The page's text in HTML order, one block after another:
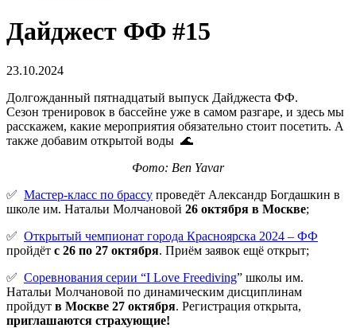
Дайджест ФФ #15
23.10.2024
Долгожданный пятнадцатый выпуск Дайджеста ФФ.
Сезон тренировок в бассейне уже в самом разгаре, и здесь мы
расскажем, какие мероприятия обязательно стоит посетить. А
также добавим открытой воды 🌊
Фото: Ben Yavar
✅ Мастер-класс по брассу проведёт Александр Богдашкин в
школе им. Натальи Молчановой 26 октября в Москве;
✅ Открытый чемпионат города Красноярска 2024 – ФФ
пройдёт с 26 по 27 октября. Приём заявок ещё открыт;
✅ Соревнования серии “I Love Freediving” школы им.
Натальи Молчановой по динамическим дисциплинам
пройдут в Москве 27 октября. Регистрация открыта,
приглашаются страхующие!